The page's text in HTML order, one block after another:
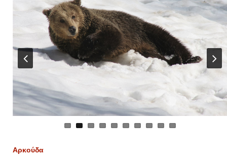
Previ
ous
Αρκούδα